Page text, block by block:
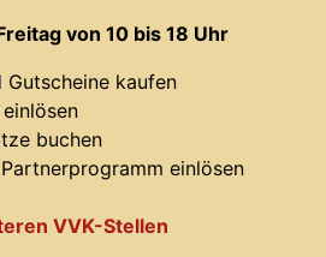
von 10 bis 18 Uhr
Gutscheine kaufen
buchen
einlösen
VVK-Stellen